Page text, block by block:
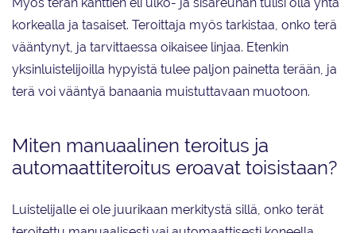
korkealla ja tasaiset. Teroittaja myös tarkistaa, onko terä
vääntynyt, ja tarvittaessa oikaisee linjaa. Etenkin
yksinluistelijoilla hypyistä tulee paljon painetta terään, ja
terä voi vääntyä banaania muistuttavaan muotoon.
Miten manuaalinen teroitus ja
automaattiteroitus eroavat toisistaan?
Luistelijalle ei ole juurikaan merkitystä sillä, onko terät